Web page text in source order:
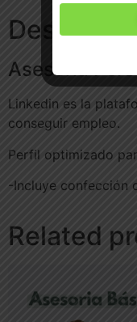
Asesoria
Linkedin es la
conseguir empleo.
Perfil optimizado
-Incluye confección
Related